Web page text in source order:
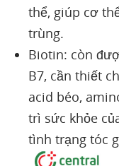
thể, giúp cơ
trùng.
Biotin: còn
B7, cần thiết
acid béo,
trì sức khỏe
tình trạng tóc